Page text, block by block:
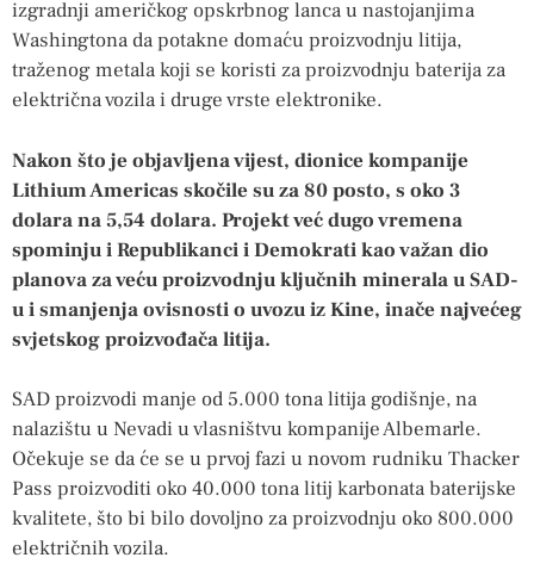
izgradnji američkog opskrbnog lanca u nastojanjima
Washingtona da potakne domaću proizvodnju litija,
traženog metala koji se koristi za proizvodnju baterija za
električna vozila i druge vrste elektronike.
Nakon što je objavljena vijest, dionice kompanije
Lithium Americas skočile su za 80 posto, s oko 3
dolara na 5,54 dolara. Projekt već dugo vremena
spominju i Republikanci i Demokrati kao važan dio
planova za veću proizvodnju ključnih minerala u SAD-
u i smanjenja ovisnosti o uvozu iz Kine, inače najvećeg
svjetskog proizvođača litija.
SAD proizvodi manje od 5.000 tona litija godišnje, na
nalazištu u Nevadi u vlasništvu kompanije Albemarle.
Očekuje se da će se u prvoj fazi u novom rudniku Thacker
Pass proizvoditi oko 40.000 tona litij karbonata baterijske
kvalitete, što bi bilo dovoljno za proizvodnju oko 800.000
električnih vozila.